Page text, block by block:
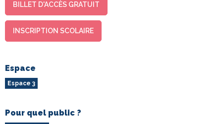
BILLET D'ACCÈS GRATUIT
INSCRIPTION SCOLAIRE
Espace
Espace 3
Pour quel public ?